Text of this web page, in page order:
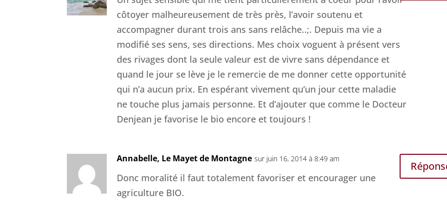
côtoyer malheureusement de très près, l’avoir soutenu et
accompagner durant trois ans sans relâche..;. Depuis ma vie a
modifié ses sens, ses directions. Mes choix voguent à présent vers
des rivages dont la seule valeur est de vivre sans dépendance et
quand le jour se lève je le remercie de me donner cette opportunité
qui n’a aucun prix. En espérant vivement qu’un jour cette maladie
ne touche plus jamais personne. Et d’ajouter que comme le Docteur
Denjean je favorise le bio encore et toujours !
Annabelle, Le Mayet de Montagne sur juin 16, 2014 à 8:49 am
Donc moralité il faut totalement favoriser et encourager une
agriculture BIO.